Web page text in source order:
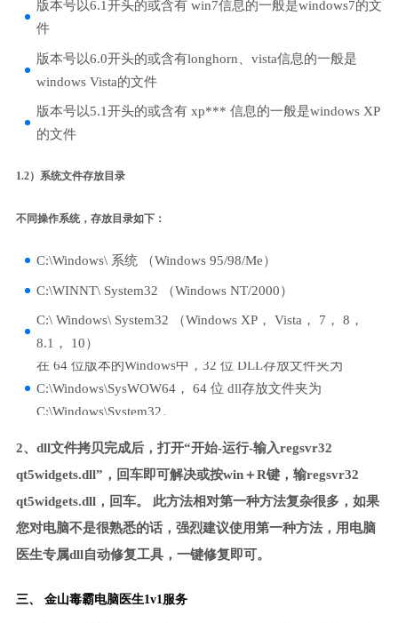
版本号以6.1开头的或含有 win7信息的一般是windows7的文
件
版本号以6.0开头的或含有longhorn、vista信息的一般是
windows Vista的文件
版本号以5.1开头的或含有 xp*** 信息的一般是windows XP
的文件
1.2）系统文件存放目录
不同操作系统，存放目录如下：
C:\Windows\ 系统 （Windows 95/98/Me）
C:\WINNT\ System32 （Windows NT/2000）
C:\ Windows\ System32 （Windows XP， Vista， 7， 8，
8.1， 10）
在 64 位版本的Windows中，32 位 DLL存放文件夹为
C:\Windows\SysWOW64， 64 位 dll存放文件夹为
C:\Windows\System32。
2、dll文件拷贝完成后，打开“开始-运行-输入regsvr32
qt5widgets.dll”，回车即可解决或按win＋R键，输regsvr32
qt5widgets.dll，回车。 此方法相对第一种方法复杂很多，如果
您对电脑不是很熟悉的话，强烈建议使用第一种方法，用电脑
医生专属dll自动修复工具，一键修复即可。
三、 金山毒霸电脑医生1v1服务